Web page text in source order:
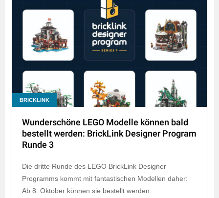
BRICKLINK
Wunderschöne LEGO Modelle können bald
bestellt werden: BrickLink Designer Program
Runde 3
Die dritte Runde des LEGO BrickLink Designer
Programms kommt mit fantastischen Modellen daher:
Ab 8. Oktober können sie bestellt werden.